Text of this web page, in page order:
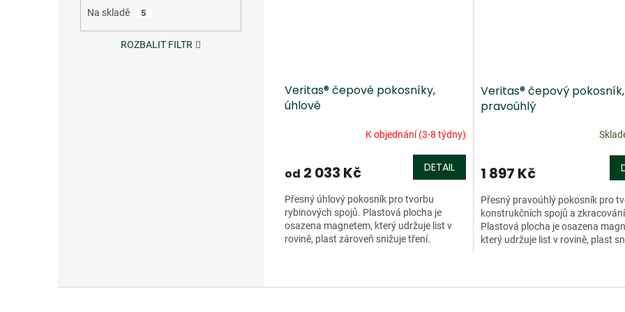
Na skladě 5
ROZBALIT FILTR
Veritas® čepové pokosníky,
úhlové
K objednání (3-8 týdny)
od 2 033 Kč DETAIL
Přesný úhlový pokosník pro tvorbu
rybinových spojů. Plastová plocha je
osazena magnetem, který udržuje list v
rovině, plast zároveň snižuje tření.
Veritas® čepový pokosník,
pravoúhlý
1 897 Kč
Přesný pravoúhlý pokosník pro
konstrukčních spojů a
Plastová plocha je osazena
který udržuje list v rovině, plast
v